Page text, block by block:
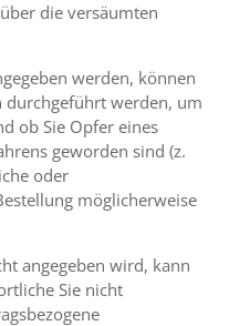
die versäumten
werden, können
durchgeführt werden, um
ob Sie Opfer eines
geworden sind (z.
oder
möglicherweise
angegeben wird, kann
Sie nicht